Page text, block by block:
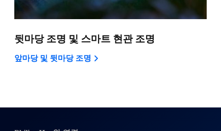
뒷마당 조명 및 스마트 현관 조명
앞마당 및 뒷마당 조명